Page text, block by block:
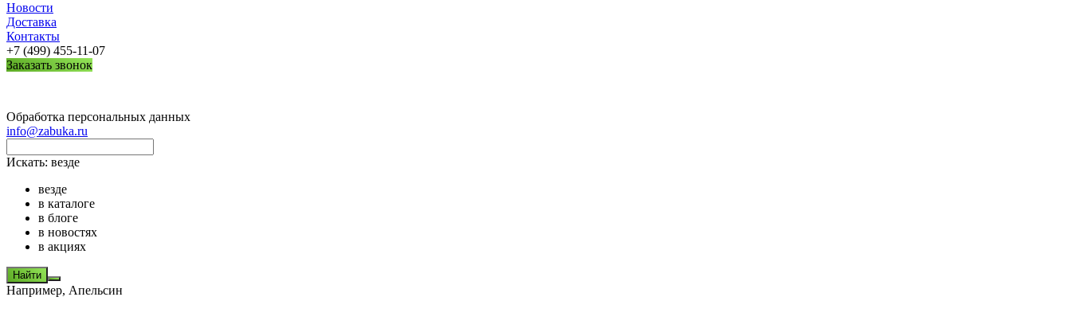
Новости
Доставка
Контакты
+7 (499) 455-11-07
Заказать звонок
Обработка персональных данных
info@zabuka.ru
Искать: везде
везде
в каталоге
в блоге
в новостях
в акциях
Найти
Например, Апельсин